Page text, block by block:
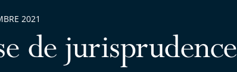
de jurisprudence
2021